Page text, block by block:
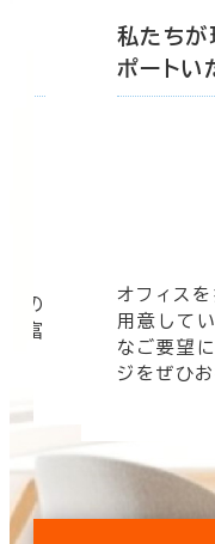
の
豊富
私たちが
ポートい
オフィス
用意して
なご要望
ジをぜひお